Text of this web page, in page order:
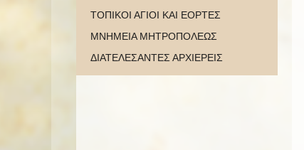
ΤΟΠΙΚΟΙ ΑΓΙΟΙ ΚΑΙ ΕΟΡΤΕΣ
ΜΝΗΜΕΙΑ ΜΗΤΡΟΠΟΛΕΩΣ
ΔΙΑΤΕΛΕΣΑΝΤΕΣ ΑΡΧΙΕΡΕΙΣ